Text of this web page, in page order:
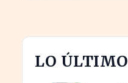
LO ÚLTIMO